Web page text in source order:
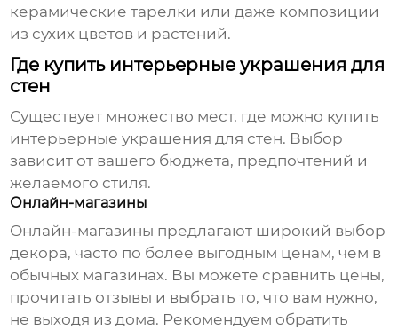
керамические тарелки или даже композиции
из сухих цветов и растений.
Где купить интерьерные украшения для
стен
Существует множество мест, где можно купить
интерьерные украшения для стен. Выбор
зависит от вашего бюджета, предпочтений и
желаемого стиля.
Онлайн-магазины
Онлайн-магазины предлагают широкий выбор
декора, часто по более выгодным ценам, чем в
обычных магазинах. Вы можете сравнить цены,
прочитать отзывы и выбрать то, что вам нужно,
не выходя из дома. Рекомендуем обратить